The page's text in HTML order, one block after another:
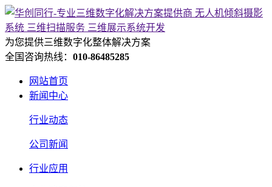
为您提供三维数字化整体解决方案
全国咨询热线： 010-86485285
网站首页
新闻中心
行业动态
公司新闻
行业应用